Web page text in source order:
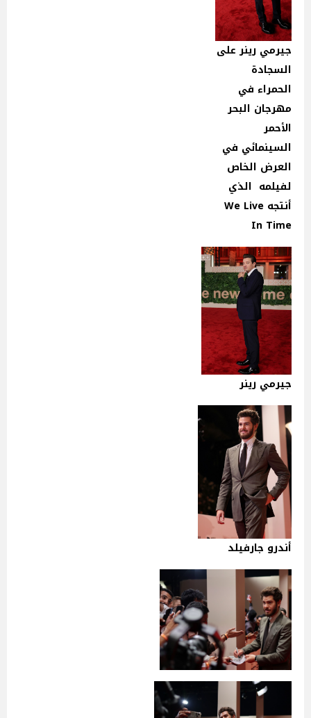
جيرمي رينر على
السجادة
الحمراء في
مهرجان البحر
الأحمر
السينمائي في
العرض الخاص
لفيلمه الذي
أنتجه We Live
In Time
جيرمي رينر
أندرو جارفيلد